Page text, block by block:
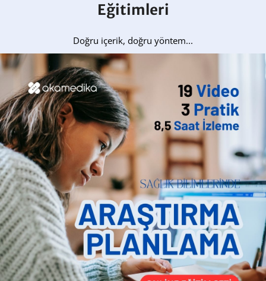
Eğitimleri
Doğru içerik, doğru yöntem...